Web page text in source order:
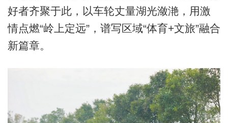
好者齐聚于此，以车轮丈量湖光潋滟，用激
情点燃“岭上定远”，谱写区域“体育+文旅”融合
新篇章。